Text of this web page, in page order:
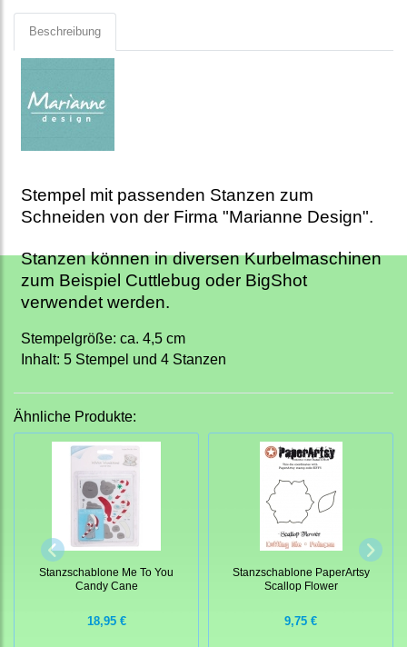
Beschreibung
Stempel mit passenden Stanzen zum
Schneiden von der Firma "Marianne Design".
Stanzen können in diversen Kurbelmaschinen
zum Beispiel Cuttlebug oder BigShot
verwendet werden.
Stempelgröße: ca. 4,5 cm
Inhalt: 5 Stempel und 4 Stanzen
Ähnliche Produkte:
Stanzschablone Me To You
Candy Cane
18,95 €
Stanzschablone PaperArtsy
Scallop Flower
9,75 €